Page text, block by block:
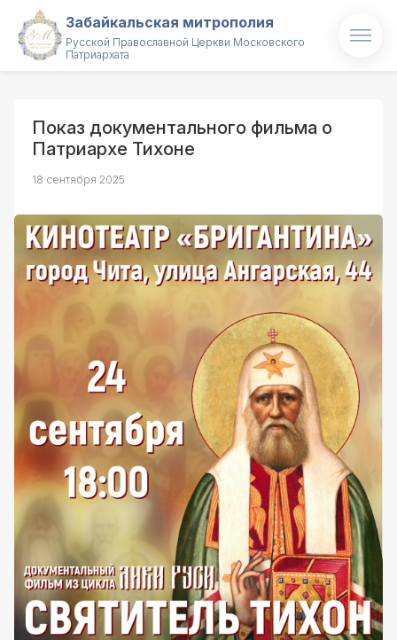
Забайкальская митрополия
Русской Православной Церкви Московского
Патриархата
Митрополит
Проекты
Образование
Контакты
Показ документального фильма о
Патриархе Тихоне
18 сентября 2025